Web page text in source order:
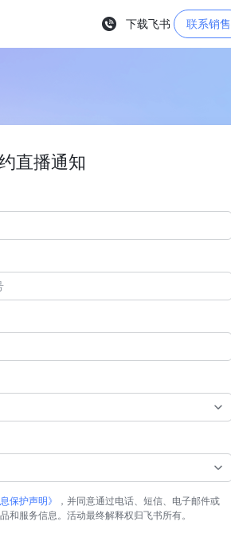
下载飞书 联系销售
直播通知
保护声明》
，并同意通过电话、短信、电子邮件或
和服务信息。活动最终解释权归飞书所有。